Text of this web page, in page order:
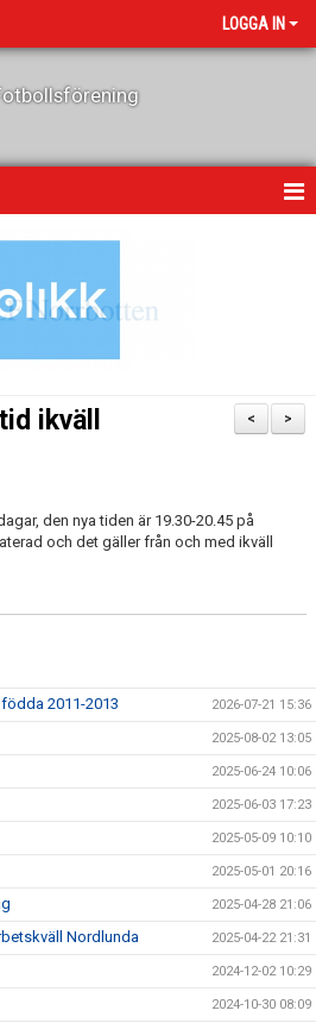
LOGGA IN
>
<
ikväll
den nya tiden är 19.30-20.45 på
och det gäller från och med ikväll
2011-2013 2026-07-21 15:36
2025-08-02 13:05
2025-06-24 10:06
2025-06-03 17:23
2025-05-09 10:10
2025-05-01 20:16
2025-04-28 21:06
Nordlunda 2025-04-22 21:31
2024-12-02 10:29
2024-10-30 08:09